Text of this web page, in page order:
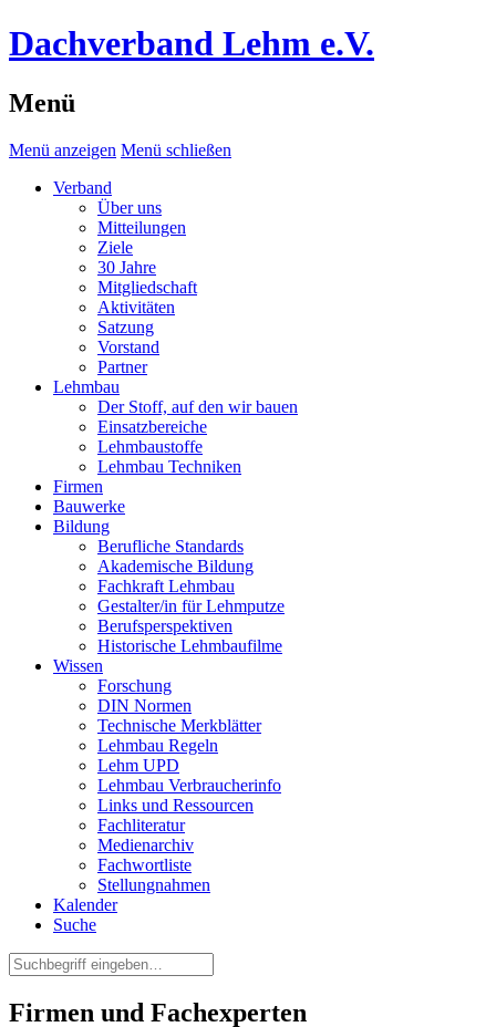
Dachverband Lehm e.V.
Menü
Menü anzeigen Menü schließen
Verband
Über uns
Mitteilungen
Ziele
30 Jahre
Mitgliedschaft
Aktivitäten
Satzung
Vorstand
Partner
Lehmbau
Der Stoff, auf den wir bauen
Einsatzbereiche
Lehmbaustoffe
Lehmbau Techniken
Firmen
Bauwerke
Bildung
Berufliche Standards
Akademische Bildung
Fachkraft Lehmbau
Gestalter/in für Lehmputze
Berufsperspektiven
Historische Lehmbaufilme
Wissen
Forschung
DIN Normen
Technische Merkblätter
Lehmbau Regeln
Lehm UPD
Lehmbau Verbraucherinfo
Links und Ressourcen
Fachliteratur
Medienarchiv
Fachwortliste
Stellungnahmen
Kalender
Suche
Firmen und Fachexperten